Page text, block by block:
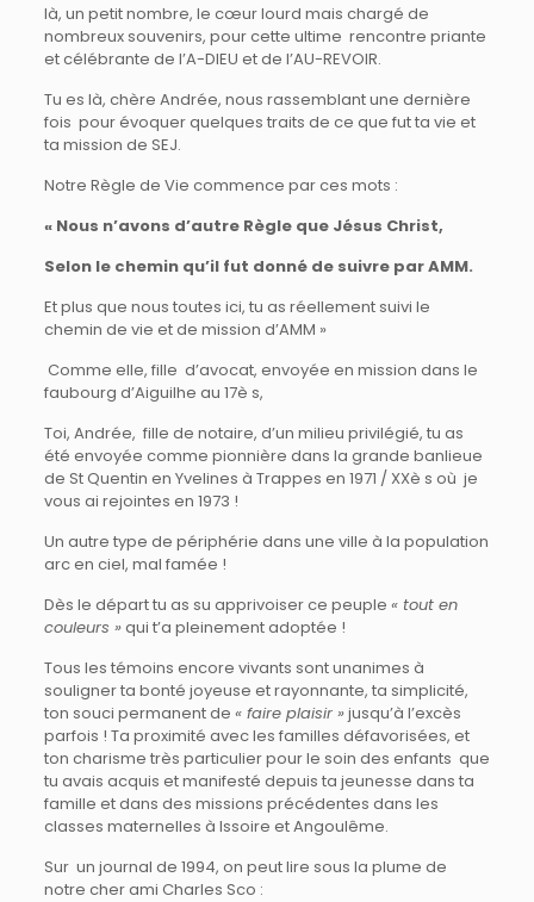
là, un petit nombre, le cœur lourd mais chargé de
nombreux souvenirs, pour cette ultime rencontre priante
et célébrante de l’A-DIEU et de l’AU-REVOIR.
Tu es là, chère Andrée, nous rassemblant une dernière
fois pour évoquer quelques traits de ce que fut ta vie et
ta mission de SEJ.
Notre Règle de Vie commence par ces mots :
« Nous n’avons d’autre Règle que Jésus Christ,
Selon le chemin qu’il fut donné de suivre par AMM.
Et plus que nous toutes ici, tu as réellement suivi le
chemin de vie et de mission d’AMM »
Comme elle, fille d’avocat, envoyée en mission dans le
faubourg d’Aiguilhe au 17è s,
Toi, Andrée, fille de notaire, d’un milieu privilégié, tu as
été envoyée comme pionnière dans la grande banlieue
de St Quentin en Yvelines à Trappes en 1971 / XXè s où je
vous ai rejointes en 1973 !
Un autre type de périphérie dans une ville à la population
arc en ciel, mal famée !
Dès le départ tu as su apprivoiser ce peuple « tout en
couleurs »qui t’a pleinement adoptée !
Tous les témoins encore vivants sont unanimes à
souligner ta bonté joyeuse et rayonnante, ta simplicité,
ton souci permanent de « faire plaisir »jusqu’à l’excès
parfois ! Ta proximité avec les familles défavorisées, et
ton charisme très particulier pour le soin des enfants que
tu avais acquis et manifesté depuis ta jeunesse dans ta
famille et dans des missions précédentes dans les
classes maternelles à Issoire et Angoulême.
Sur un journal de 1994, on peut lire sous la plume de
notre cher ami Charles Sco :